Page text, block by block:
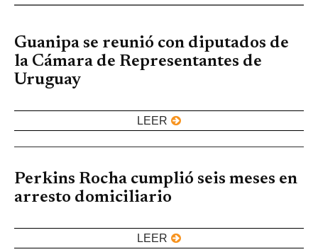
Guanipa se reunió con diputados de
la Cámara de Representantes de
Uruguay
LEER
Perkins Rocha cumplió seis meses en
arresto domiciliario
LEER